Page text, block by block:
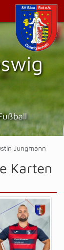
Jungmann
Karten